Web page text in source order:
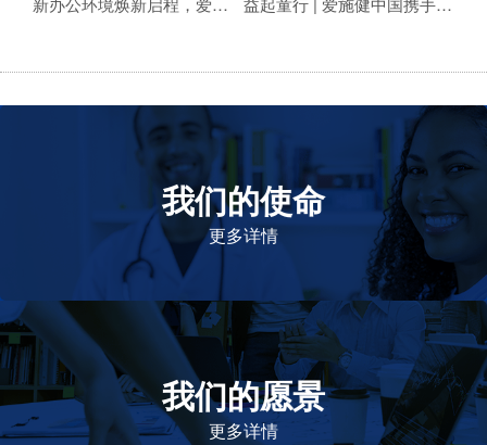
我们的使命
更多详情
致力于提高患者的生命健康和质量
我们的愿景
更多详情
作为一个负责任的企业公民，在全球提高优质和患者可
及的药物，传递我们的价值。